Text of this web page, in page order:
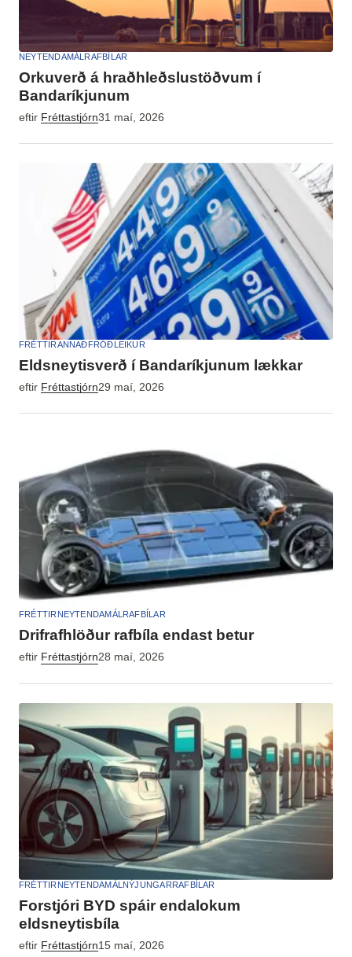
NEYTENDAMÁL RAFBÍLAR
Orkuverð á hraðhleðslustöðvum í
Bandaríkjunum
eftir Fréttastjórn31 maí, 2026
FRÉTTIRANNAÐFRÓÐLEIKUR
Eldsneytisverð í Bandaríkjunum lækkar
eftir Fréttastjórn29 maí, 2026
FRÉTTIRNEYTENDAMÁLRAFBÍLAR
Drifrafhlöður rafbíla endast betur
eftir Fréttastjórn28 maí, 2026
FRÉTTIR NEYTENDAMÁL NÝJUNGARRAFBÍLAR
Forstjóri BYD spáir endalokum
eldsneytisbíla
eftir Fréttastjórn15 maí, 2026